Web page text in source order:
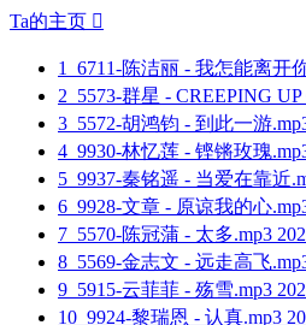
Ta的主页 
1 6711-陈洁丽 - 我怎能离开
2 5573-群星 - CREEPING
3 5572-胡鸿钧 - 到此一游
4 9930-林忆莲 - 铿锵玫瑰
5 9937-秦铭遥 - 当爱在靠近
6 9928-文章 - 原谅我的心
7 5570-陈冠蒲 - 太多.mp3
8 5569-金志文 - 远走高飞
9 5915-云菲菲 - 殇雪.mp3
10 9924-黎瑞恩 - 认真.mp3